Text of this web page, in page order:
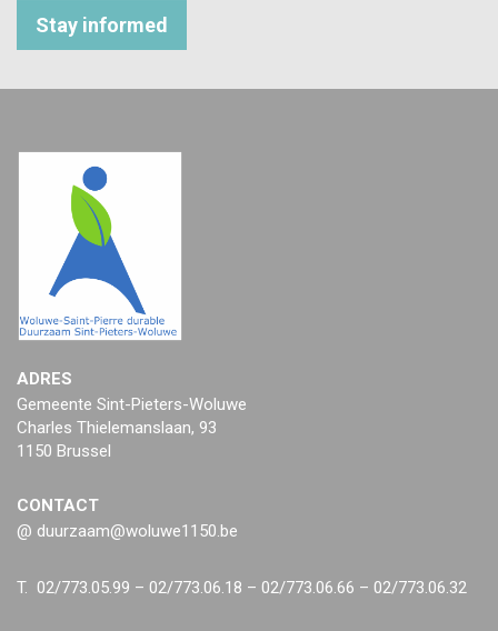
Stay informed
ADRES
Gemeente Sint-Pieters-Woluwe
Charles Thielemanslaan, 93
1150 Brussel
CONTACT
@ duurzaam@woluwe1150.be
T. 02/773.05.99 – 02/773.06.18 – 02/773.06.66 – 02/773.06.32